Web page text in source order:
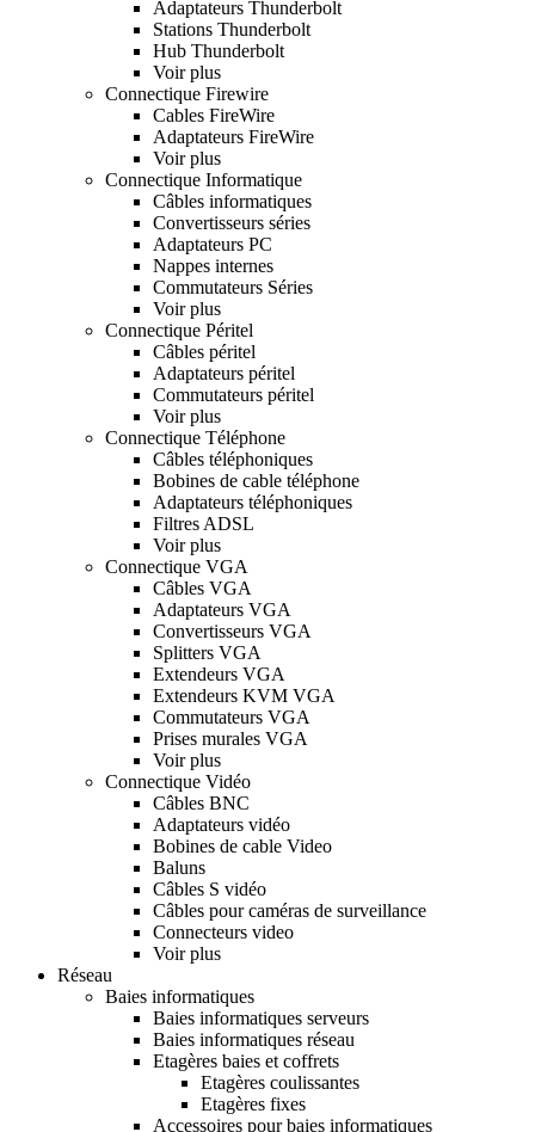
Adaptateurs Thunderbolt
Stations Thunderbolt
Hub Thunderbolt
Voir plus
Connectique Firewire
Cables FireWire
Adaptateurs FireWire
Voir plus
Connectique Informatique
Câbles informatiques
Convertisseurs séries
Adaptateurs PC
Nappes internes
Commutateurs Séries
Voir plus
Connectique Péritel
Câbles péritel
Adaptateurs péritel
Commutateurs péritel
Voir plus
Connectique Téléphone
Câbles téléphoniques
Bobines de cable téléphone
Adaptateurs téléphoniques
Filtres ADSL
Voir plus
Connectique VGA
Câbles VGA
Adaptateurs VGA
Convertisseurs VGA
Splitters VGA
Extendeurs VGA
Extendeurs KVM VGA
Commutateurs VGA
Prises murales VGA
Voir plus
Connectique Vidéo
Câbles BNC
Adaptateurs vidéo
Bobines de cable Video
Baluns
Câbles S vidéo
Câbles pour caméras de surveillance
Connecteurs video
Voir plus
Réseau
Baies informatiques
Baies informatiques serveurs
Baies informatiques réseau
Etagères baies et coffrets
Etagères coulissantes
Etagères fixes
Accessoires pour baies informatiques